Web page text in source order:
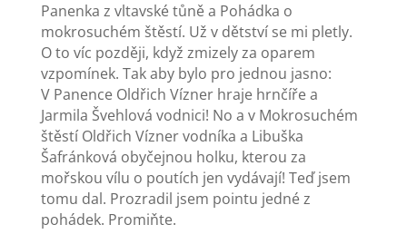
Panenka z vltavské tůně a Pohádka o
mokrosuchém štěstí. Už v dětství se mi pletly.
O to víc později, když zmizely za oparem
vzpomínek. Tak aby bylo pro jednou jasno:
V Panence Oldřich Vízner hraje hrnčíře a
Jarmila Švehlová vodnici! No a v Mokrosuchém
štěstí Oldřich Vízner vodníka a Libuška
Šafránková obyčejnou holku, kterou za
mořskou vílu o poutích jen vydávají! Teď jsem
tomu dal. Prozradil jsem pointu jedné z
pohádek. Promiňte.